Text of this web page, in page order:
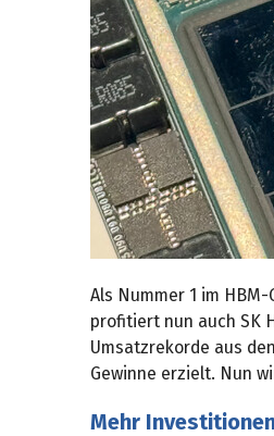
Als Nummer 1 im
profitiert nun auch SK
Umsatzrekorde aus
Gewinne erzielt. Nun
Mehr